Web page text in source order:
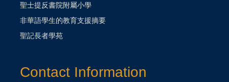
聖士提反書院附屬小學
非華語學生的教育支援摘要
聖記長者學苑
Contact Information